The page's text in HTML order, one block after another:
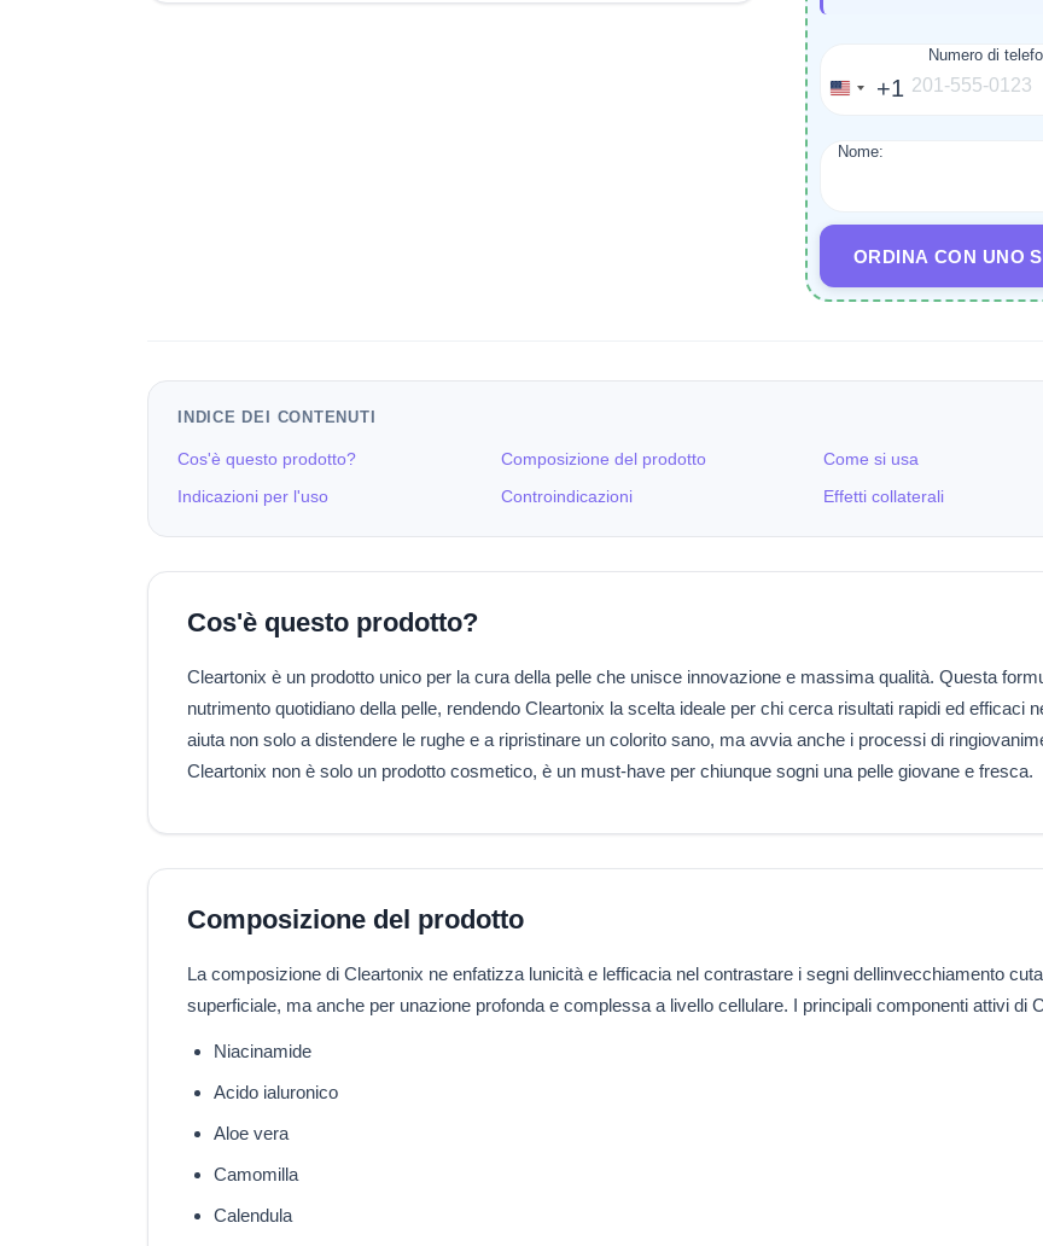
Numero di
United
+1
+1
Nome:
ORDINA CON UNO
INDICE DEI CONTENUTI
Cos'è questo prodotto? Composizione del prodotto Come si usa
Indicazioni per l'uso
Controindicazioni Effetti collaterali
Cos'è questo prodotto?
Cleartonix è un prodotto unico per la cura della pelle che unisce innovazione e massima qualità. Questa
nutrimento quotidiano della pelle, rendendo Cleartonix la scelta ideale per chi cerca risultati rapidi ed efficaci
aiuta non solo a distendere le rughe e a ripristinare un colorito sano, ma avvia anche i processi di
Cleartonix non è solo un prodotto cosmetico, è un must-have per chiunque sogni una pelle giovane e fresca.
Composizione del prodotto
La composizione di Cleartonix ne enfatizza lunicità e lefficacia nel contrastare i segni dellinvecchiamento
superficiale, ma anche per unazione profonda e complessa a livello cellulare. I principali componenti attivi di
Niacinamide
Acido ialuronico
Aloe vera
Camomilla
Calendula